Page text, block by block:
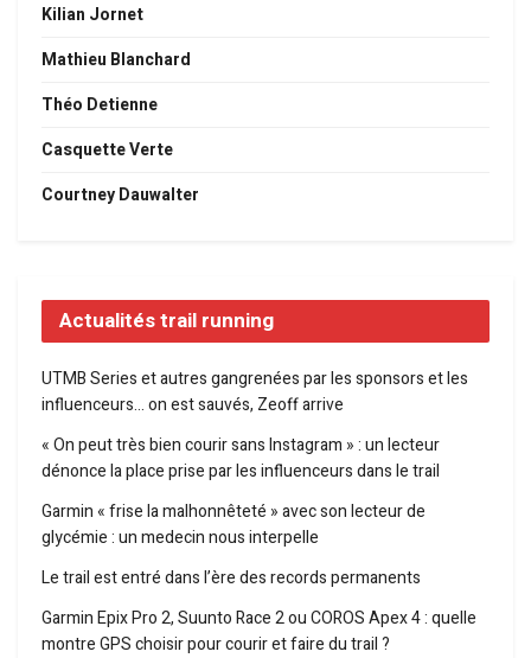
Kilian Jornet
Mathieu Blanchard
Théo Detienne
Casquette Verte
Courtney Dauwalter
Actualités trail running
UTMB Series et autres gangrenées par les sponsors et les
influenceurs… on est sauvés, Zeoff arrive
« On peut très bien courir sans Instagram » : un lecteur
dénonce la place prise par les influenceurs dans le trail
Garmin « frise la malhonnêteté » avec son lecteur de
glycémie : un medecin nous interpelle
Le trail est entré dans l’ère des records permanents
Garmin Epix Pro 2, Suunto Race 2 ou COROS Apex 4 : quelle
montre GPS choisir pour courir et faire du trail ?